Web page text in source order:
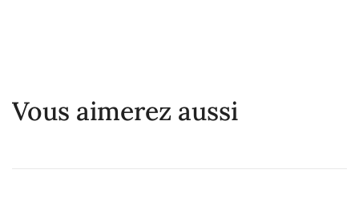
Vous aimerez aussi